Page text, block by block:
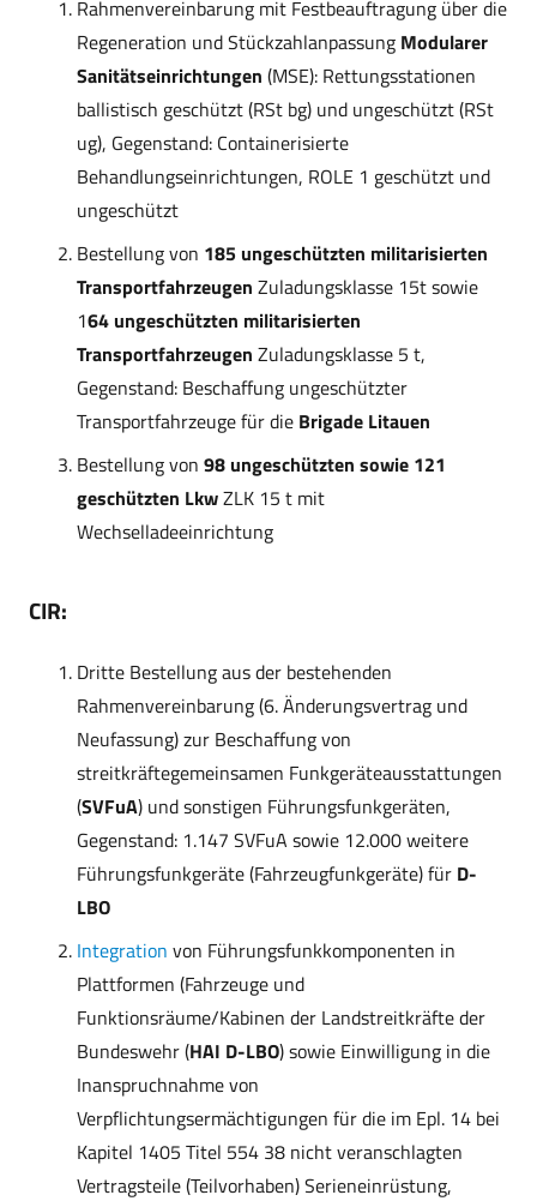
Rahmenvereinbarung mit Festbeauftragung über die
Regeneration und Stückzahlanpassung Modularer
Sanitätseinrichtungen (MSE): Rettungsstationen
ballistisch geschützt (RSt bg) und ungeschützt (RSt
ug), Gegenstand: Containerisierte
Behandlungseinrichtungen, ROLE 1 geschützt und
ungeschützt
Bestellung von 185 ungeschützten militarisierten
Transportfahrzeugen Zuladungsklasse 15t sowie
164 ungeschützten militarisierten
Transportfahrzeugen Zuladungsklasse 5 t,
Gegenstand: Beschaffung ungeschützter
Transportfahrzeuge für die Brigade Litauen
Bestellung von 98 ungeschützten sowie 121
geschützten LkwZLK 15 t mit
Wechselladeeinrichtung
CIR:
Dritte Bestellung aus der bestehenden
Rahmenvereinbarung (6. Änderungsvertrag und
Neufassung) zur Beschaffung von
streitkräftegemeinsamen Funkgeräteausstattungen
(SVFuA) und sonstigen Führungsfunkgeräten,
Gegenstand: 1.147 SVFuA sowie 12.000 weitere
Führungsfunkgeräte (Fahrzeugfunkgeräte) für D-
LBO
Integration von Führungsfunkkomponenten in
Plattformen (Fahrzeuge und
Funktionsräume/Kabinen der Landstreitkräfte der
Bundeswehr (HAI D-LBO) sowie Einwilligung in die
Inanspruchnahme von
Verpflichtungsermächtigungen für die im Epl. 14 bei
Kapitel 1405 Titel 554 38 nicht veranschlagten
Vertragsteile (Teilvorhaben) Serieneinrüstung,